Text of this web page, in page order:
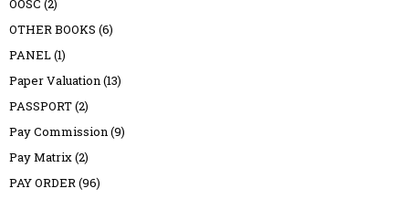
OOSC (2)
OTHER BOOKS (6)
PANEL(1)
Paper Valuation(13)
PASSPORT(2)
Pay Commission(9)
Pay Matrix(2)
PAY ORDER(96)